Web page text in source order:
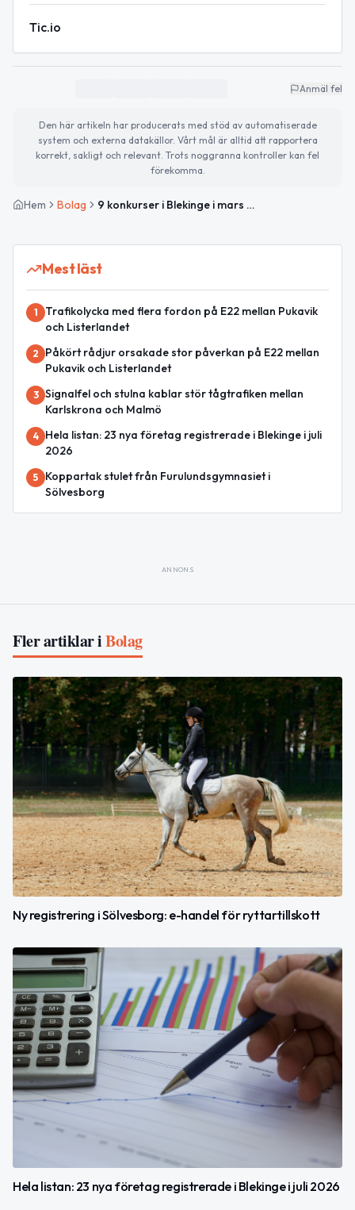
Tic.io
Anmäl fel
Den här artikeln har producerats med stöd av automatiserade
system och externa datakällor. Vårt mål är alltid att rapportera
korrekt, sakligt och relevant. Trots noggranna kontroller kan fel
förekomma.
Hem Bolag 9 konkurser i Blekinge i mars 2026 — kommunfördelning och företagslista
Mest läst
1
Trafikolycka med flera fordon på E22 mellan Pukavik
och Listerlandet
2
Påkört rådjur orsakade stor påverkan på E22 mellan
Pukavik och Listerlandet
3 Signalfel och stulna kablar stör tågtrafiken mellan
Karlskrona och Malmö
4
Hela listan: 23 nya företag registrerade i Blekinge i juli
2026
5
Koppartak stulet från Furulundsgymnasiet i
Sölvesborg
ANNONS
Fler artiklar iBolag
Ny registrering i Sölvesborg: e-handel för ryttartillskott
Hela listan: 23 nya företag registrerade i Blekinge i juli 2026